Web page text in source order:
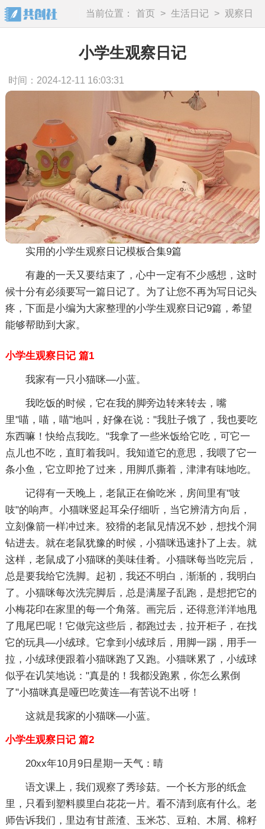
当前位置： 首页 > 生活日记 >
观察日
记
小学生观察日记
时间：2024-12-11 16:03:31
实用的小学生观察日记模板合集9篇
有趣的一天又要结束了，心中一定有不少感想，这时
候十分有必须要写一篇日记了。为了让您不再为写日记头
疼，下面是小编为大家整理的小学生观察日记9篇，希望
能够帮助到大家。
小学生观察日记 篇1
我家有一只小猫咪—小蓝。
我吃饭的时候，它在我的脚旁边转来转去，嘴
里"喵，喵，喵"地叫，好像在说："我肚子饿了，我也要吃
东西嘛！快给点我吃。"我拿了一些米饭给它吃，可它一
点儿也不吃，直盯着我叫。我知道它的意思，我喂了它一
条小鱼，它立即抢了过来，用脚爪撕着，津津有味地吃。
记得有一天晚上，老鼠正在偷吃米，房间里有"吱
吱"的响声。小猫咪竖起耳朵仔细听，当它辨清方向后，
立刻像箭一样冲过来。狡猾的老鼠见情况不妙，想找个洞
钻进去。就在老鼠犹豫的时候，小猫咪迅速扑了上去。就
这样，老鼠成了小猫咪的美味佳肴。小猫咪每当吃完后，
总是要我给它洗脚。起初，我还不明白，渐渐的，我明白
了。小猫咪每次洗完脚后，总是满屋子乱跑，是想把它的
小梅花印在家里的每一个角落。画完后，还得意洋洋地甩
了甩尾巴呢！它做完这些后，都跑过去，拉开柜子，在找
它的玩具—小绒球。它拿到小绒球后，用脚一踢，用手一
拉，小绒球便跟着小猫咪跑了又跑。小猫咪累了，小绒球
似乎在讥笑地说："真是的！我都没跑累，你怎么累倒
了"小猫咪真是哑巴吃黄连—有苦说不出呀！
这就是我家的小猫咪—小蓝。
小学生观察日记 篇2
20xx年10月9日星期一天气：晴
语文课上，我们观察了秀珍菇。一个长方形的纸盒
里，只看到塑料膜里白花花一片。看不清到底有什么。老
师告诉我们，里边有甘蔗渣、玉米芯、豆粕、木屑、棉籽